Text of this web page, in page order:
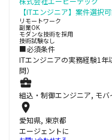
【ITエンジニア】案件選択
リモートワーク
副業OK
モダンな技術を採用
技術試験なし
■必須条件
ITエンジニアの実務経験1年
問）
組込・制御エンジニア, モ
愛知県, 東京都
エージェントに